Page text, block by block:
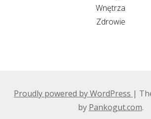
Wnętrza
Zdrowie
Proudly powered by WordPress |
by Pankogut.com.